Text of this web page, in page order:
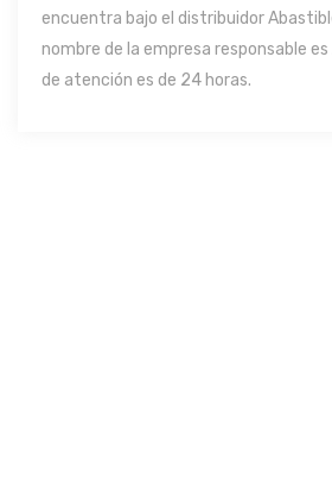
encuentra bajo el distribuidor
nombre de la empresa responsable
de atención es de 24 horas.